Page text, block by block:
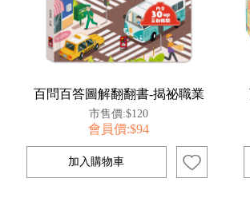
百問百答圖解翻翻書-揭祕職業
市售價:$120
會員價:$94